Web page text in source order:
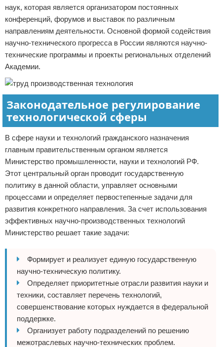
наук, которая является организатором постоянных
конференций, форумов и выставок по различным
направлениям деятельности. Основной формой содействия
научно-технического прогресса в России являются научно-
технические программы и проекты региональных отделений
Академии.
Законодательное регулирование
технологической сферы
В сфере науки и технологий гражданского назначения
главным правительственным органом является
Министерство промышленности, науки и технологий РФ.
Этот центральный орган проводит государственную
политику в данной области, управляет основными
процессами и определяет первостепенные задачи для
развития конкретного направления. За счет использования
эффективных научно-производственных технологий
Министерство решает такие задачи:
Формирует и реализует единую государственную
научно-техническую политику.
Определяет приоритетные отрасли развития науки и
техники, составляет перечень технологий,
совершенствование которых нуждается в федеральной
поддержке.
Организует работу подразделений по решению
межотраслевых научно-технических проблем.